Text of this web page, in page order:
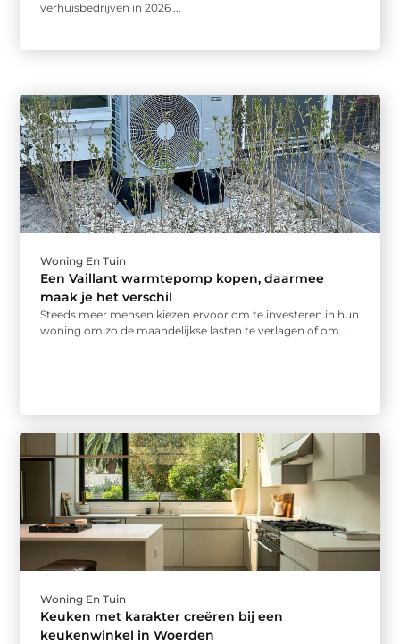
verhuisbedrijven in 2026 ...
Woning En Tuin
Een Vaillant warmtepomp kopen, daarmee
maak je het verschil
Steeds meer mensen kiezen ervoor om te investeren in hun
woning om zo de maandelijkse lasten te verlagen of om ...
Woning En Tuin
Keuken met karakter creëren bij een
keukenwinkel in Woerden